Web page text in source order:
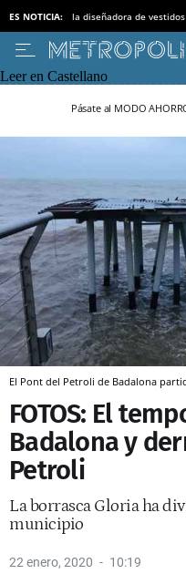
ES NOTICIA: la diseñadora de
Leer en Castellano
Pásate al MODO
El Pont del Petroli de Badalona
FOTOS: El
Badalona y
Petroli
La borrasca Gloria ha
municipio
22 enero, 2020 10:19